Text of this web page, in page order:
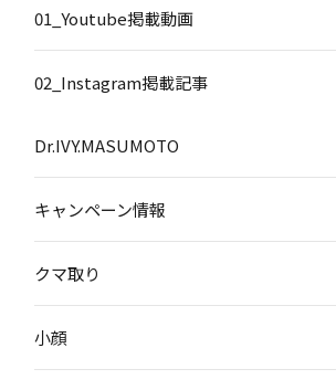
01_Youtube掲載動画
02_Instagram掲載記事
Dr.IVY.MASUMOTO
キャンペーン情報
クマ取り
小顔